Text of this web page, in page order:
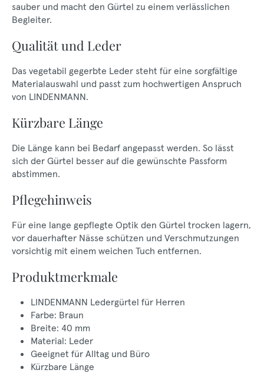
sauber und macht den Gürtel zu einem verlässlichen
Begleiter.
Qualität und Leder
Das vegetabil gegerbte Leder steht für eine sorgfältige
Materialauswahl und passt zum hochwertigen Anspruch
von LINDENMANN.
Kürzbare Länge
Die Länge kann bei Bedarf angepasst werden. So lässt
sich der Gürtel besser auf die gewünschte Passform
abstimmen.
Pflegehinweis
Für eine lange gepflegte Optik den Gürtel trocken lagern,
vor dauerhafter Nässe schützen und Verschmutzungen
vorsichtig mit einem weichen Tuch entfernen.
Produktmerkmale
LINDENMANN Ledergürtel für Herren
Farbe: Braun
Breite: 40 mm
Material: Leder
Geeignet für Alltag und Büro
Kürzbare Länge